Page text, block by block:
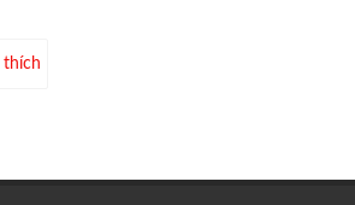
thích